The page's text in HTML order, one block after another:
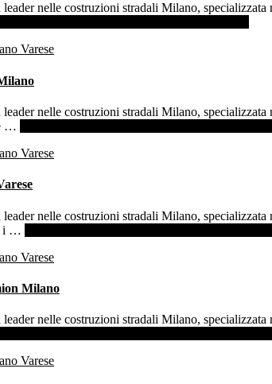
leader nelle costruzioni stradali Milano,
nelle costruzioni stradali Milano,
…
nelle costruzioni stradali Milano,
i …
Milano
nelle costruzioni stradali Milano,